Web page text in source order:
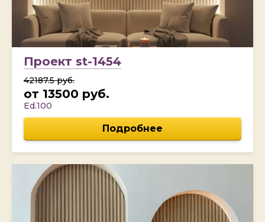
Проект st-1454
42187.5 руб.
от 13500 руб.
Ed.100
Подробнее